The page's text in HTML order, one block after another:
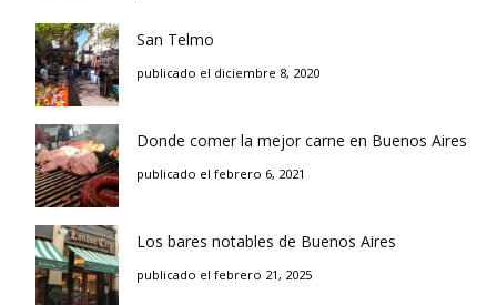
San Telmo
publicado el diciembre 8, 2020
Donde comer la mejor carne en Buenos Aires
publicado el febrero 6, 2021
Los bares notables de Buenos Aires
publicado el febrero 21, 2025